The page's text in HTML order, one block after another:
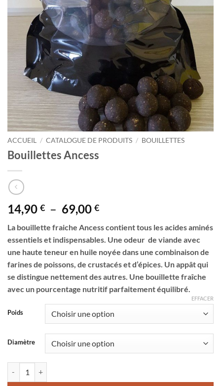
ACCUEIL / CATALOGUE DE PRODUITS / BOUILLETTES
Bouillettes Ancess
14,90 € – 69,00 €Plage
prix :
14,90 €
à
69,00 €
La bouillette fraiche Ancess contient tous les acides aminés
essentiels et indispensables. Une odeur de viande avec
une haute teneur en huile noyée dans une combinaison de
farines de poissons, de crustacés et d’épices. Un appât qui
se distingue nettement des autres. Une bouillette fraîche
avec un pourcentage nutritif parfaitement équilibré.
Poids
Diamètre
EFFACER